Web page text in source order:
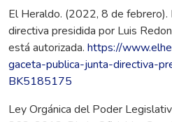
El Heraldo. (2022, 8 de febrero).
directiva presidida por Luis
está autorizada. https://
gaceta-publica-junta-directiva-
BK5185175
Ley Orgánica del Poder